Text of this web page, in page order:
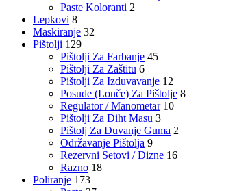
Paste Koloranti 2
Lepkovi 8
Maskiranje 32
Pištolji 129
Pištolji Za Farbanje 45
Pištolji Za Zaštitu 6
Pištolji Za Izduvavanje 12
Posude (Lonče) Za Pištolje 8
Regulator / Manometar 10
Pištolji Za Diht Masu 3
Pištolj Za Duvanje Guma 2
Održavanje Pištolja 9
Rezervni Setovi / Dizne 16
Razno 18
Poliranje 173